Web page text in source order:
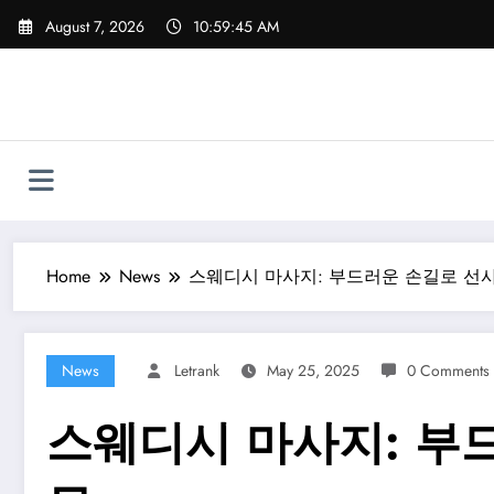
Skip
August 7, 2026 10:59:46 AM
Home News 스웨디시 마사지: 부드러운 손길로 선
News Letrank May 25, 2025 0 Comments
스웨디시 마사지: 부